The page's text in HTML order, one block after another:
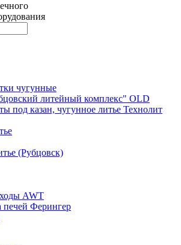
чугунные
литейный комплекс" OLD
под казан, чугунное литье Технолит
(Рубцовск)
AWT
Ферингер